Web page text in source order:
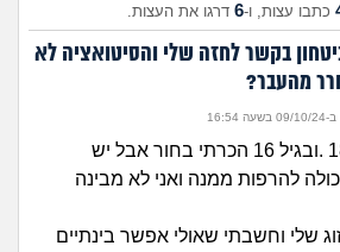
שאלות שעוררו עניין
עצות חדשות
מה קורה כאן?
כתבו עצות, ו-6 דרגו את העצות.
בקשר לחזה שלי והסיטואציה לא
מהעבר?
שלום ,אני כבר בת 18 .ובגיל 16 הכרתי בחור אבל יש
להרפות ממנה ואני לא מבינה
שלי וחשבתי שאולי אפשר בינתיים